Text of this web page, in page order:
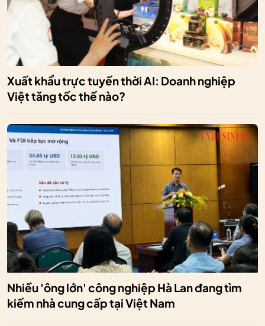
Xuất khẩu trực tuyến thời AI: Doanh nghiệp
Việt tăng tốc thế nào?
Nhiều 'ông lớn' công nghiệp Hà Lan đang tìm
kiếm nhà cung cấp tại Việt Nam